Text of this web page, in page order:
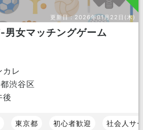
更新日： 2026年01月22日(木)
男女マッチングゲーム
レ
渋谷区
後
東京都 初心者歓迎 社会人サ